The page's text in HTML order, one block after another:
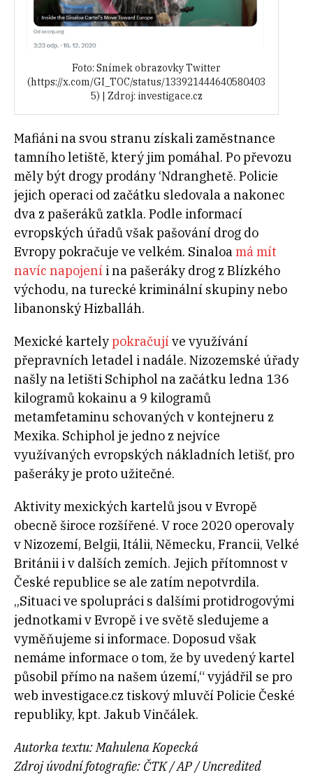
Foto: Snímek obrazovky Twitter
(https://x.com/GI_TOC/status/133921444640580403
5) | Zdroj: investigace.cz
Mafiáni na svou stranu získali zaměstnance
tamního letiště, který jim pomáhal. Po převozu
měly být drogy prodány ‘Ndranghetě. Policie
jejich operaci od začátku sledovala a nakonec
dva z pašeráků zatkla. Podle informací
evropských úřadů však pašování drog do
Evropy pokračuje ve velkém. Sinaloamá mít
navíc napojení i na pašeráky drog z Blízkého
východu, na turecké kriminální skupiny nebo
libanonský Hizballáh.
Mexické kartelypokračují ve využívání
přepravních letadel i nadále. Nizozemské úřady
našly na letišti Schiphol na začátku ledna 136
kilogramů kokainu a 9 kilogramů
metamfetaminu schovaných v kontejneru z
Mexika. Schiphol je jedno z nejvíce
využívaných evropských nákladních letišť, pro
pašeráky je proto užitečné.
Aktivity mexických kartelů jsou v Evropě
obecně široce rozšířené. V roce 2020 operovaly
v Nizozemí, Belgii, Itálii, Německu, Francii, Velké
Británii i v dalších zemích. Jejich přítomnost v
České republice se ale zatím nepotvrdila.
„Situaci ve spolupráci s dalšími protidrogovými
jednotkami v Evropě i ve světě sledujeme a
vyměňujeme si informace. Doposud však
nemáme informace o tom, že by uvedený kartel
působil přímo na našem území,“ vyjádřil se pro
web investigace.cz tiskový mluvčí Policie České
republiky, kpt. Jakub Vinčálek.
Autorka textu: Mahulena Kopecká
Zdroj úvodní fotografie: ČTK / AP / Uncredited